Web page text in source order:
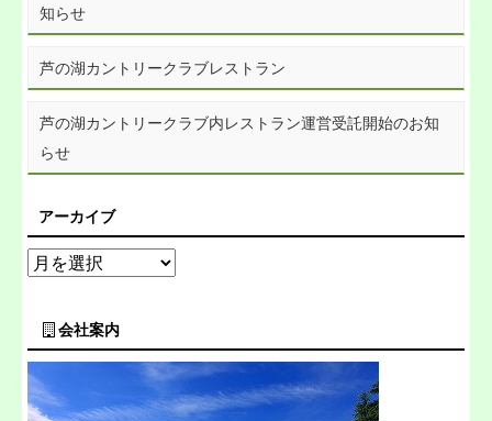
知らせ
芦の湖カントリークラブレストラン
芦の湖カントリークラブ内レストラン運営受託開始のお知
らせ
アーカイブ
会社案内